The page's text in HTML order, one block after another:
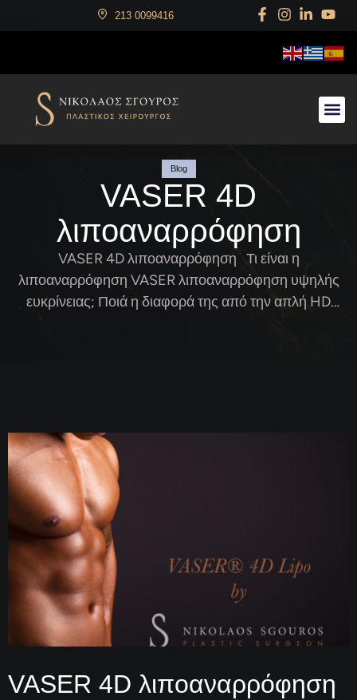
213 0099416
Blog
VASER 4D
λιποαναρρόφηση
VASER 4D λιποαναρρόφηση Τι είναι η
λιποαναρρόφηση VASER λιποαναρρόφηση υψηλής
ευκρίνειας; Ποιά η διαφορά της από την απλή HD
VASER υποδηλώνουν το: Vibration Amplification of
VASER 4D λιποαναρρόφηση